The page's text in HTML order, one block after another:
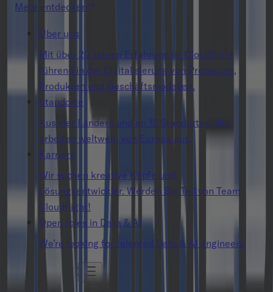
Mehr entdecken
Über uns
Mit über 20 Jahren Erfahrung ist Cloudflight
führend in der Digitalisierung von Prozessen,
Produkten und Geschäftsmodellen.
Standorte
Aus vier Ländern und an 15 Standorten: Wir
arbeiten weltweit, von Europa aus.
Karriere
Wir suchen kreative Köpfe und
Lösungsentwickler. Werden Sie Teil von Team
Cloudflight!
Open roles in Data & AI
We’re looking for talented Data & AI engineers